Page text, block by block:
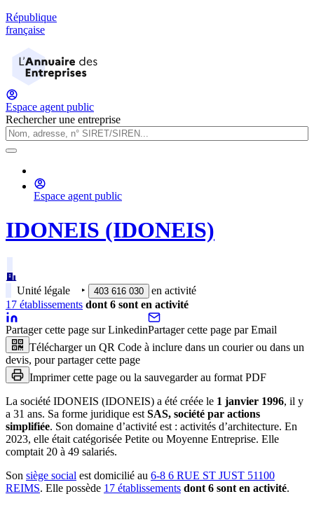
République
française
Espace agent public
Rechercher une entreprise
Espace agent public
IDONEIS (IDONEIS)
Unité légale ‣ 403 616 030
en activité
17 établissements dont 6 sont en activité
Partager cette page sur LinkedinPartager cette page par Email
Télécharger un QR Code à inclure dans un courier ou dans un
devis, pour partager cette page
Imprimer cette page ou la sauvegarder au format PDF
La société IDONEIS (IDONEIS) a été créée le 1 janvier 1996, il y
a 31 ans. Sa forme juridique est SAS, société par actions
simplifiée. Son domaine d’activité est : activités d’architecture. En
2023, elle était catégorisée Petite ou Moyenne Entreprise. Elle
comptait 20 à 49 salariés.
Son siège social est domicilié au 6-8 6 RUE ST JUST 51100
REIMS. Elle possède 17 établissements dont 6 sont en activité.